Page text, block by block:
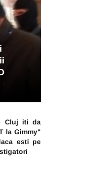
Cluj iti da
la Gimmy"
esti pe